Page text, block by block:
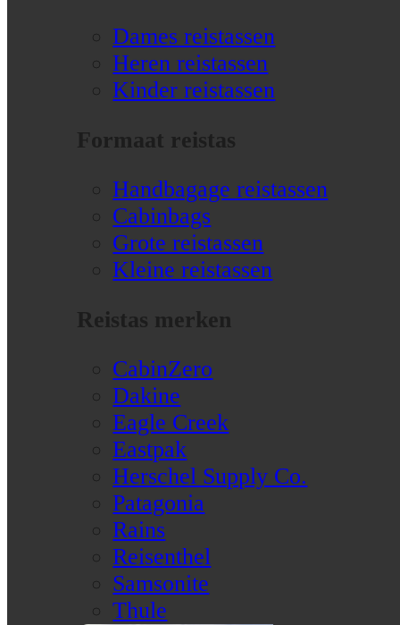
Dames reistassen
Heren reistassen
Kinder reistassen
Formaat reistas
Handbagage reistassen
Cabinbags
Grote reistassen
Kleine reistassen
Reistas merken
CabinZero
Dakine
Eagle Creek
Eastpak
Herschel Supply Co.
Patagonia
Rains
Reisenthel
Samsonite
Thule